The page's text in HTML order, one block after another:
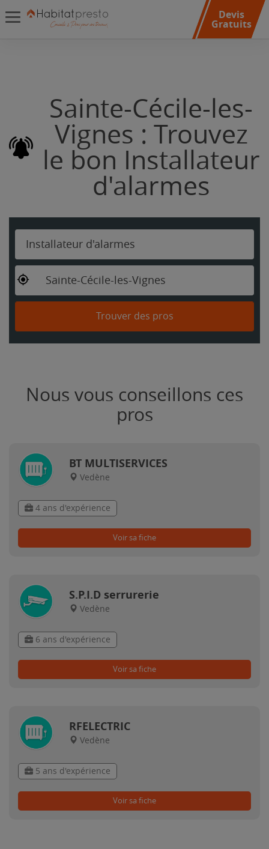
Devis
Gratuits
Sainte-Cécile-les-
Vignes : Trouvez
le bon Installateur
d'alarmes
Installateur d'alarmes
Sainte-Cécile-les-Vignes
Trouver des pros
Nous vous conseillons ces
pros
BT MULTISERVICES
Vedène
4 ans d'expérience
Voir sa fiche
S.P.I.D serrurerie
Vedène
6 ans d'expérience
Voir sa fiche
RFELECTRIC
Vedène
5 ans d'expérience
Voir sa fiche